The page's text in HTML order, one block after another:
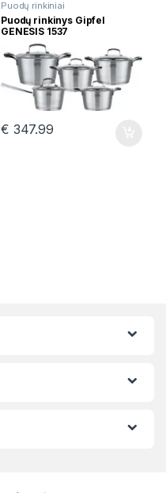
Puodų rinkiniai
Puodų rinkinys Gipfel
GENESIS 1537
€ 347.99